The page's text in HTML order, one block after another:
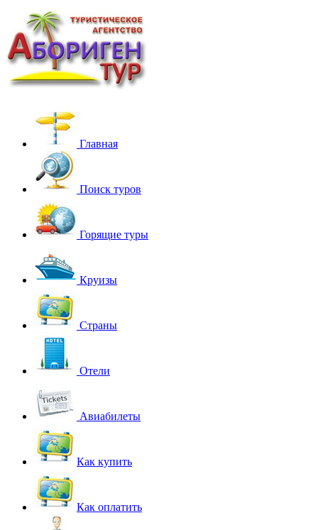
Главная
Поиск туров
Горящие туры
Круизы
Страны
Отели
Авиабилеты
Как купить
Как оплатить